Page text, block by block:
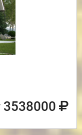
3538000